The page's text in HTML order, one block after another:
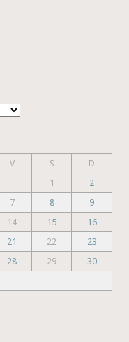
V S
D
1
2
7 8
9
14 15
16
21 22
23
28 29
30